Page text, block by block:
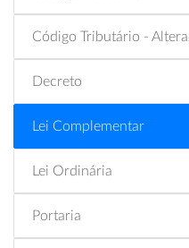
Código Tributário -
Decreto
Lei Complementar
Lei Ordinária
Portaria